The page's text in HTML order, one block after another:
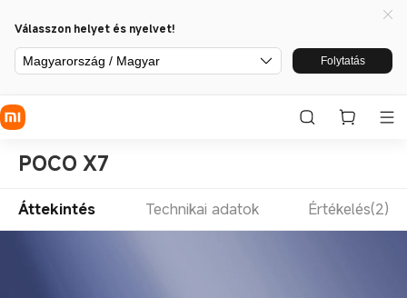
Válasszon helyet és nyelvet!
Magyarország / Magyar Folytatás
POCO X7
Áttekintés Technikai adatok Értékelés(2)